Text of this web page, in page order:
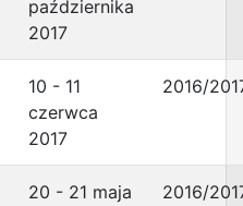
października
2017
10 - 11
czerwca
2017
2016/
20 - 21 maja
2016/